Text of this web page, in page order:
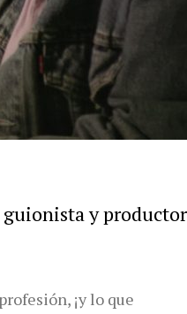
y productor
¡y lo que